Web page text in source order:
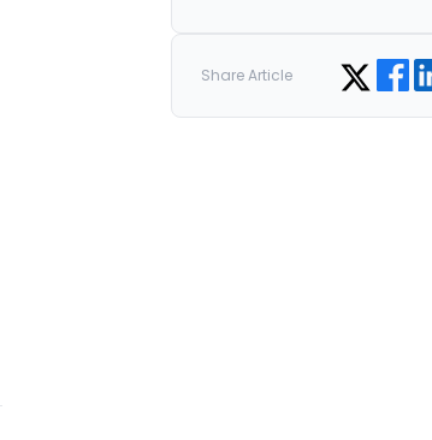
Share Article Share on
Share